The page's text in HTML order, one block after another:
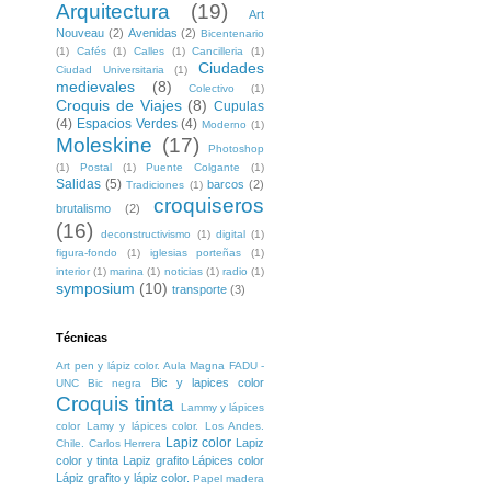
Arquitectura (19)
Art
Nouveau (2) Avenidas (2) Bicentenario
(1)
Cafés (1) Calles (1) Cancilleria
(1)
Ciudad Universitaria
(1)
Ciudades
medievales
(8) Colectivo (1)
Croquis de Viajes (8) Cupulas
(4) Espacios Verdes (4) Moderno (1)
Moleskine (17)
Photoshop
(1)
Postal (1) Puente Colgante (1)
Salidas (5) Tradiciones (1) barcos (2)
brutalismo
(2)
croquiseros
(16)
deconstructivismo (1) digital
(1)
figura-fondo
(1) iglesias porteñas
(1)
interior (1) marina (1) noticias (1) radio (1)
symposium (10) transporte (3)
Técnicas
Art pen y lápiz color. Aula Magna FADU -
UNC
Bic negra Bic y lapices color
Croquis tinta
Lammy y lápices
color
Lamy y lápices color. Los Andes.
Chile. Carlos Herrera Lapiz color
Lapiz
color y tinta
Lapiz grafito
Lápices color
Lápiz grafito y lápiz color. Papel madera